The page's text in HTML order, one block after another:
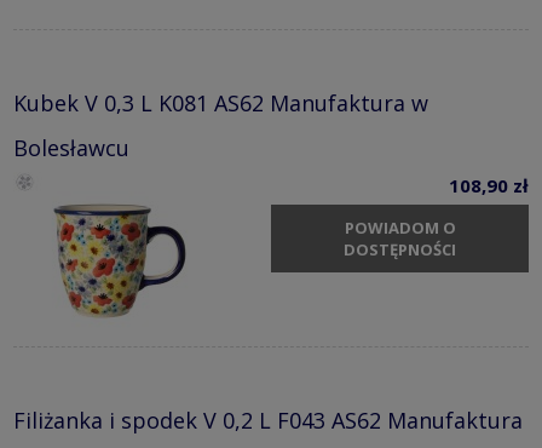
Kubek V 0,3 L K081 AS62 Manufaktura w
Bolesławcu
108,90 zł
POWIADOM O
DOSTĘPNOŚCI
Filiżanka i spodek V 0,2 L F043 AS62 Manufaktura